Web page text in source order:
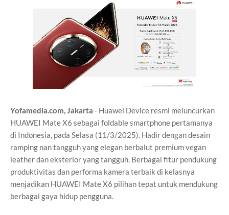
Yofamedia.com, Jakarta - Huawei Device resmi meluncurkan
HUAWEI Mate X6 sebagai foldable smartphone pertamanya
di Indonesia, pada Selasa (11/3/2025). Hadir dengan desain
ramping nan tangguh yang elegan berbalut premium vegan
leather dan eksterior yang tangguh. Berbagai fitur pendukung
produktivitas dan performa kamera terbaik di kelasnya
menjadikan HUAWEI Mate X6 pilihan tepat untuk mendukung
berbagai gaya hidup pengguna.